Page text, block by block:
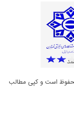
توسعه محفوظ است و کپی مطالب